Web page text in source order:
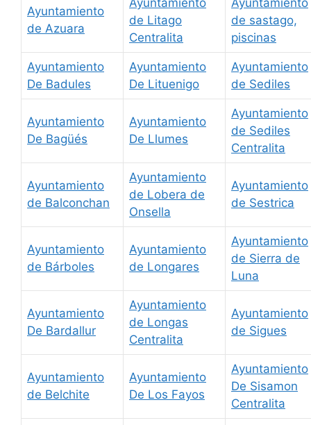
Ayuntamiento
de Azuara
Ayuntamiento
de Litago
Centralita
Ayuntamiento
de sastago,
piscinas
Ayuntamiento
De Badules
Ayuntamiento
De Lituenigo
Ayuntamiento
de Sediles
Ayuntamiento
De Bagüés
Ayuntamiento
De Llumes
Ayuntamiento
de Sediles
Centralita
Ayuntamiento
de Balconchan
Ayuntamiento
de Lobera de
Onsella
Ayuntamiento
de Sestrica
Ayuntamiento
de Bárboles
Ayuntamiento
de Longares
Ayuntamiento
de Sierra de
Luna
Ayuntamiento
De Bardallur
Ayuntamiento
de Longas
Centralita
Ayuntamiento
de Sigues
Ayuntamiento
de Belchite
Ayuntamiento
De Los Fayos
Ayuntamiento
De Sisamon
Centralita